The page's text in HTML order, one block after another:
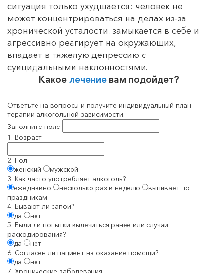
ситуация только ухудшается: человек не
может концентрироваться на делах из-за
хронической усталости, замыкается в себе и
агрессивно реагирует на окружающих,
впадает в тяжелую депрессию с
суицидальными наклонностями.
Какое лечение вам подойдет?
Ответьте на вопросы и получите индивидуальный план
терапии алкогольной зависимости.
Заполните поле
1. Возраст
2. Пол
женский
мужской
3. Как часто употребляет алкоголь?
ежедневно
несколько раз в неделю
выпивает по
праздникам
4. Бывают ли запои?
да
нет
5. Были ли попытки вылечиться ранее или случаи
раскодирования?
да
нет
6. Согласен ли пациент на оказание помощи?
да
нет
7. Хронические заболевания